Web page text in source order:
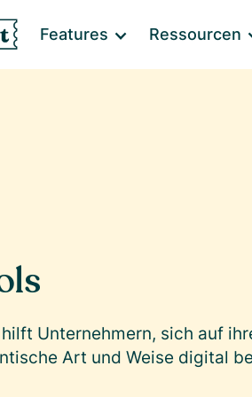
Features Ressourcen
Unternehmern, sich auf
Art und Weise digital